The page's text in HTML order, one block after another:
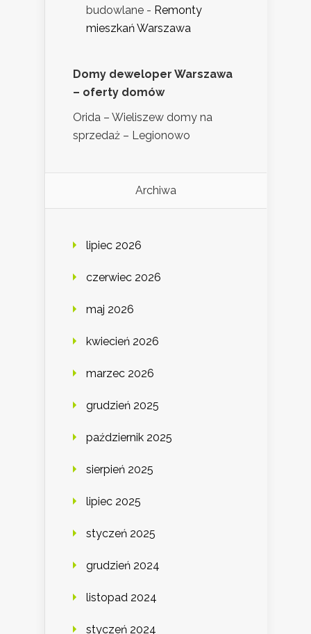
budowlane - Remonty
mieszkań Warszawa
Domy deweloper Warszawa
– oferty domów
Orida – Wieliszew domy na
sprzedaż – Legionowo
Archiwa
lipiec 2026
czerwiec 2026
maj 2026
kwiecień 2026
marzec 2026
grudzień 2025
październik 2025
sierpień 2025
lipiec 2025
styczeń 2025
grudzień 2024
listopad 2024
styczeń 2024